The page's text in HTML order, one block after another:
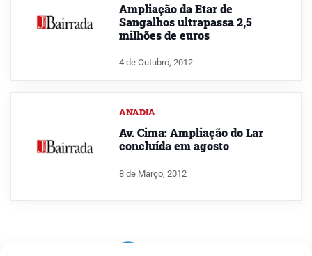
Ampliação da Etar de
Sangalhos ultrapassa 2,5
milhões de euros
4 de Outubro, 2012
ANADIA
Av. Cima: Ampliação do Lar
concluída em agosto
8 de Março, 2012